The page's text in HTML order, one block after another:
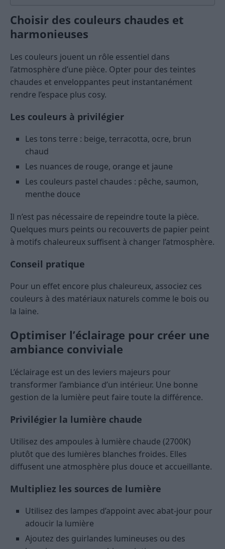
Choisir des couleurs chaudes et
harmonieuses
Les couleurs jouent un rôle essentiel dans
l’atmosphère d’une pièce. Opter pour des teintes
chaudes et enveloppantes peut instantanément
rendre l’espace plus cosy.
Les couleurs à privilégier
Les tons terre : beige, terracotta, ocre, brun
chaud
Les nuances de rouge, orange et jaune
Les couleurs pastel chaudes : pêche, saumon,
menthe douce
Il n’est pas nécessaire de repeindre toute la pièce.
Quelques murs peints ou recouverts de papier peint
à motifs chaleureux suffisent à changer l’atmosphère.
Conseil pratique
Pour un effet encore plus chaleureux, associez ces
couleurs à des matériaux naturels comme le bois ou
la laine.
Optimiser l’éclairage pour créer une
ambiance conviviale
L’éclairage est un des leviers majeurs pour
transformer l’ambiance d’un intérieur. Une bonne
gestion de la lumière peut faire toute la différence.
Privilégier la lumière chaude
Utilisez des ampoules à lumière chaude (2700K)
plutôt que des lumières blanches froides. Elles
diffusent une atmosphère plus douce et accueillante.
Multipliez les sources de lumière
Utilisez des lampes d’appoint avec abat-jour pour
adoucir la lumière
Ajoutez des guirlandes lumineuses ou des